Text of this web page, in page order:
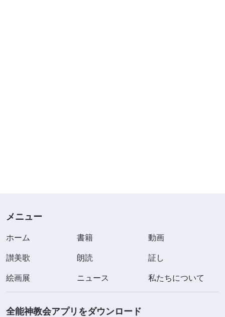
メニュー
ホーム 書籍
動画
讃美歌
朗読
証し
絵画展
ニュース 私たちについて
全能神教会アプリをダウンロード